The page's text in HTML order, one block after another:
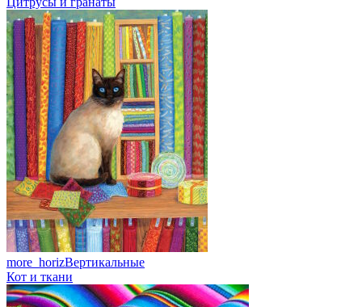
more_horizВертикальные
Кот и ткани